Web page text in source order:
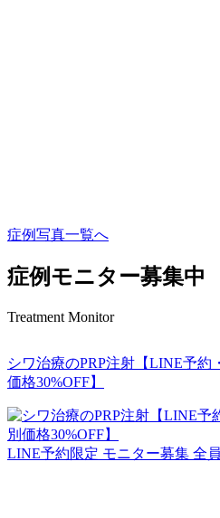
症例写真一覧へ
症例モニター募集中
Treatment Monitor
シワ治療のPRP注射【LINE予約
価格30%OFF】
LINE予約限定 モニター募集 全